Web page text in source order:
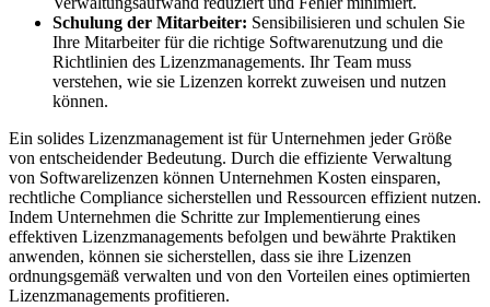
Schulung der Mitarbeiter: Sensibilisieren und schulen Sie
Ihre Mitarbeiter für die richtige Softwarenutzung und die
Richtlinien des Lizenzmanagements. Ihr Team muss
verstehen, wie sie Lizenzen korrekt zuweisen und nutzen
können.
Ein solides Lizenzmanagement ist für Unternehmen jeder Größe
von entscheidender Bedeutung. Durch die effiziente Verwaltung
von Softwarelizenzen können Unternehmen Kosten einsparen,
rechtliche Compliance sicherstellen und Ressourcen effizient nutzen.
Indem Unternehmen die Schritte zur Implementierung eines
effektiven Lizenzmanagements befolgen und bewährte Praktiken
anwenden, können sie sicherstellen, dass sie ihre Lizenzen
ordnungsgemäß verwalten und von den Vorteilen eines optimierten
Lizenzmanagements profitieren.